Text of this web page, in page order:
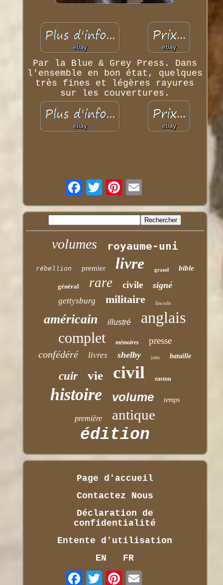
Par la Blue & Grey Press. Dans
l'ensemble en bon état, quelques
très fines et légères rayures
sur les couvertures.
volumes royaume-uni
rébellion premier livre grand bible
général rare civile signé
gettysburg militaire lincoln
américain illustré anglais
complet mémoires presse
confédéré livres shelby john bataille
cuir vie civil easton
histoire volume temps
première antique
édition
Page d'accueil
Contactez Nous
Déclaration de
confidentialité
Entente d'utilisation
EN
FR